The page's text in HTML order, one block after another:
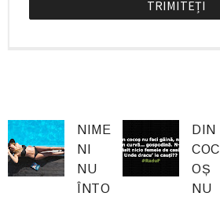
NIME
NI
NU
ÎNTO
DIN
COC
OȘ
NU